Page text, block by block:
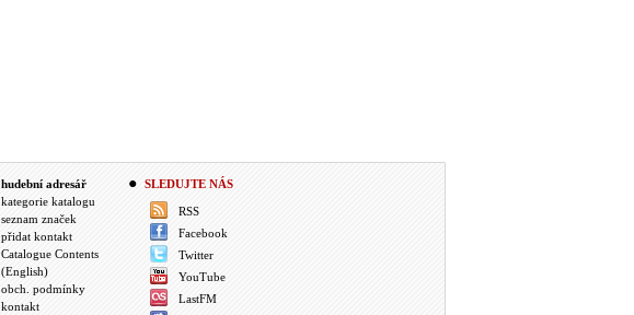
hudební adresář
kategorie katalogu
seznam značek
přidat kontakt
Catalogue Contents
(English)
obch. podmínky
kontakt
SLEDUJTE NÁS
RSS
Facebook
Twitter
YouTube
LastFM